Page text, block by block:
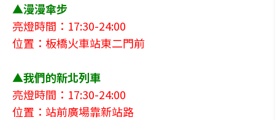
▲漫漫傘步
亮燈時間：17:30-24:00
位置：板橋火車站東二門前
▲我們的新北列車
亮燈時間：17:30-24:00
位置：站前廣場靠新站路